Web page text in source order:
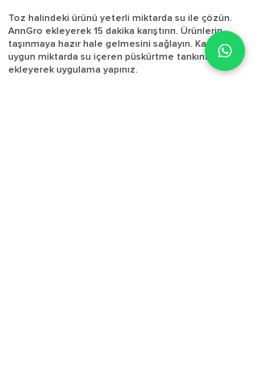
Toz halindeki ürünü yeterli miktarda su ile çözün.
AnnGro ekleyerek 15 dakika karıştırın. Ürünlerin
taşınmaya hazır hale gelmesini sağlayın. Karışımı
uygun miktarda su içeren püskürtme tankına
ekleyerek uygulama yapınız.